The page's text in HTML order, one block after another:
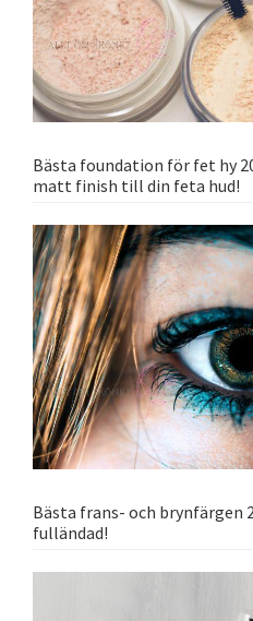
Bästa foundation för fet hy
matt finish till din feta hud!
Bästa frans- och brynfärgen
fulländad!